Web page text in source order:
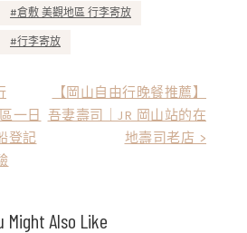
倉敷 美觀地區 行李寄放
行李寄放
一日
登記
【岡山自由行晚餐推薦】
吾妻壽司｜JR 岡山站的在
地壽司老店 >
Might Also Like